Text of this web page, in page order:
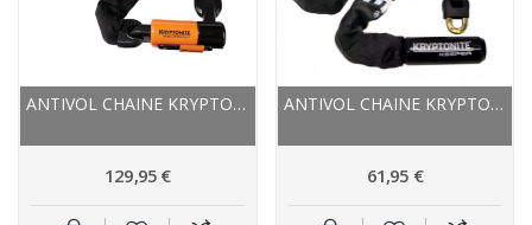
ANTIVOL CHAINE KRYPTONITE ACIER TRAITÉ...
129,95 €
ANTIVOL CHAINE KRYPTONITE ACIER TRAITÉ KEEPER...
61,95 €